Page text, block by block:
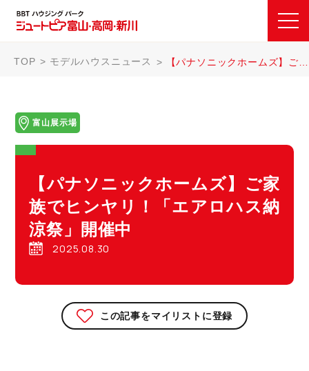
TOP モデルハウスニュース 【パナソニックホームズ】ご家族でヒンヤリ！「エアロハス納涼祭」開催中
富山展示場
【パナソニックホームズ】ご家
族でヒンヤリ！「エアロハス納
涼祭」開催中
2025.08.30
この記事をマイリストに登録